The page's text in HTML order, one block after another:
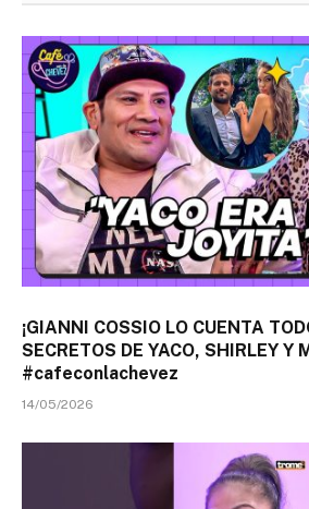
¡GIANNI COSSIO LO CUENTA
SECRETOS DE YACO, SHIRLEY Y
#cafeconlachevez
14/05/2026